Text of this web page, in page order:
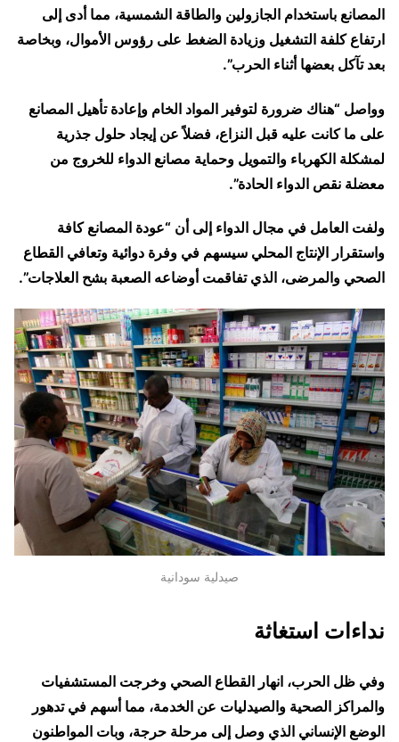
المصانع باستخدام الجازولين والطاقة الشمسية، مما أدى إلى
ارتفاع كلفة التشغيل وزيادة الضغط على رؤوس الأموال، وبخاصة
بعد تآكل بعضها أثناء الحرب”.
وواصل “هناك ضرورة لتوفير المواد الخام وإعادة تأهيل المصانع
على ما كانت عليه قبل النزاع، فضلاً عن إيجاد حلول جذرية
لمشكلة الكهرباء والتمويل وحماية مصانع الدواء للخروج من
معضلة نقص الدواء الحادة”.
ولفت العامل في مجال الدواء إلى أن “عودة المصانع كافة
واستقرار الإنتاج المحلي سيسهم في وفرة دوائية وتعافي القطاع
الصحي والمرضى، الذي تفاقمت أوضاعه الصعبة بشح العلاجات”.
صيدلية سودانية
نداءات استغاثة
وفي ظل الحرب، انهار القطاع الصحي وخرجت المستشفيات
والمراكز الصحية والصيدليات عن الخدمة، مما أسهم في تدهور
الوضع الإنساني الذي وصل إلى مرحلة حرجة، وبات المواطنون